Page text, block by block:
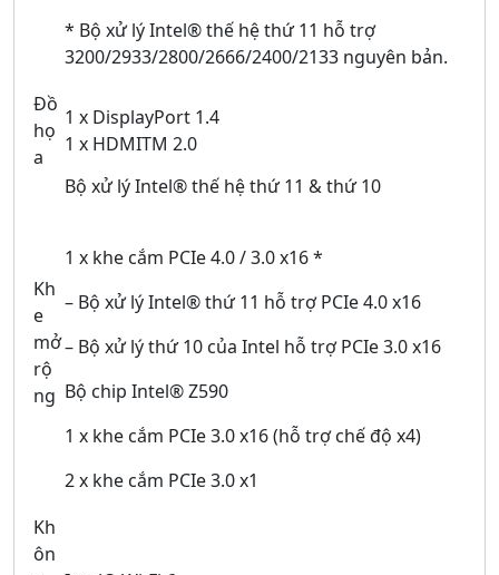
* Bộ xử lý Intel® thế hệ thứ 11 hỗ trợ
3200/2933/2800/2666/2400/2133 nguyên bản.
Đồ
họ
a
1 x DisplayPort 1.4
1 x HDMITM 2.0
Kh
e
mở
rộ
ng
Bộ xử lý Intel® thế hệ thứ 11 & thứ 10
1 x khe cắm PCIe 4.0 / 3.0 x16 *
– Bộ xử lý Intel® thứ 11 hỗ trợ PCIe 4.0 x16
– Bộ xử lý thứ 10 của Intel hỗ trợ PCIe 3.0 x16
Bộ chip Intel® Z590
1 x khe cắm PCIe 3.0 x16 (hỗ trợ chế độ x4)
2 x khe cắm PCIe 3.0 x1
Kh
ôn